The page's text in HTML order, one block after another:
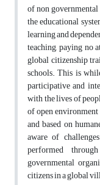
of non
the educational
learning and
teaching, paying no
global citizenship
schools. This is
participative and
with the lives of
of open
and based on
aware of
performed
governmental
citizens in a global